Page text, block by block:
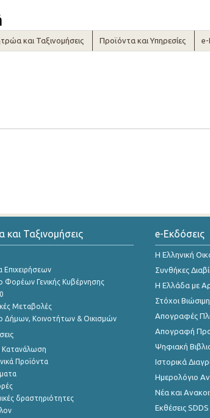
και Ταξινομήσεις Προϊόντα και Υπηρεσίες e-
Ταξινομήσεις
Γενικής Κυβέρνησης
Μεταβολές
Κοινοτήτων & Οικισμών
Κατανάλωση
Προϊόντα
δραστηριότητες
e-Εκδόσεις
Η Ελληνική
Συνθήκες
Η Ελλάδα με
Στόχοι
Απογραφές
Απογραφή
Ψηφιακή
Ιστορικά
Ημερολόγιο
Νέα και
Εκθέσεις SDDS